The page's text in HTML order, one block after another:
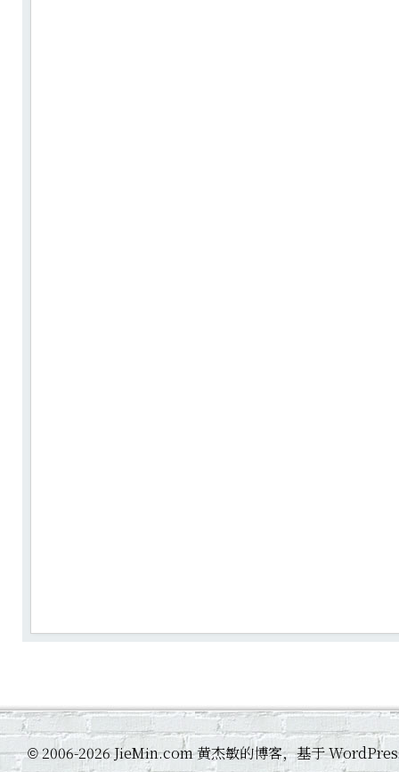
©2006-2026 JieMin.com 黄杰敏的博客，基于